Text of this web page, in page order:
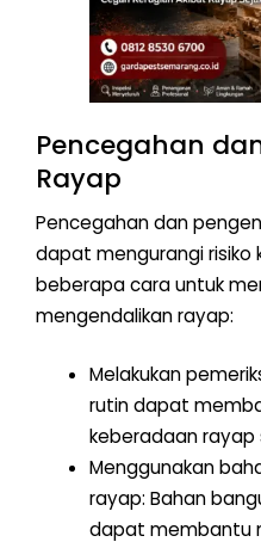
Pencegahan
Rayap
Pencegahan dan
dapat mengurangi risiko
beberapa cara untuk
mengendalikan rayap:
Melakukan
rutin dapat
keberadaan rayap
Menggunakan
rayap: Bahan
dapat membantu